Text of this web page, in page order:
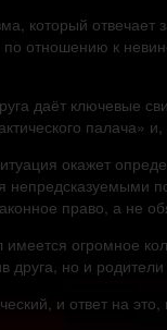
который отвечает
отношению к
даёт ключевые
палача» и,
окажет
непредсказуемыми
право, а не
огромное
друга, но и
и ответ на это,